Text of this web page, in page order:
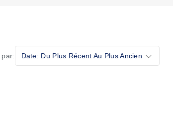
par: Date: Du Plus Récent Au Plus Ancien